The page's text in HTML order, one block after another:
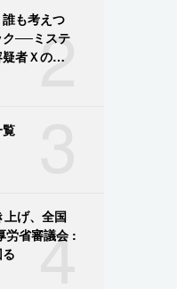
2
も考えつ
ク──ミステ
者Ｘの献
4
上げ、全国
省審議会 :